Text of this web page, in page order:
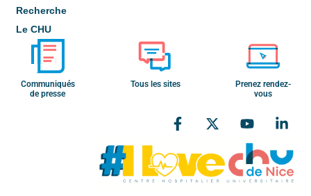
Recherche
Le CHU
Communiqués
de presse
Tous les sites
Prenez rendez-
vous